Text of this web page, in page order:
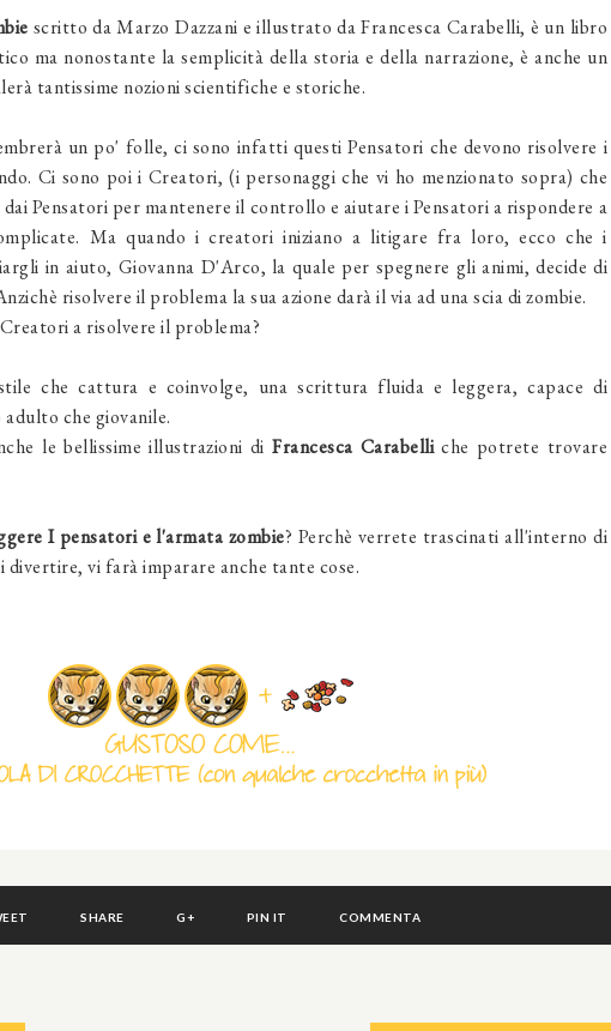
scritto da Marzo Dazzani e illustrato da Francesca Carabelli, è un libro
ma nonostante la semplicità della storia e della narrazione, è anche un
tantissime nozioni scientifiche e storiche.
un po' folle, ci sono infatti questi Pensatori che devono risolvere i
Ci sono poi i Creatori, (i personaggi che vi ho menzionato sopra) che
Pensatori per mantenere il controllo e aiutare i Pensatori a rispondere a
Ma quando i creatori iniziano a litigare fra loro, ecco che i
in aiuto, Giovanna D'Arco, la quale per spegnere gli animi, decide di
risolvere il problema la sua azione darà il via ad una scia di zombie.
a risolvere il problema?
che cattura e coinvolge, una scrittura fluida e leggera, capace di
che giovanile.
le bellissime illustrazioni diFrancesca Carabelliche potrete trovare
I pensatori e l'armata zombie? Perchè verrete trascinati all'interno di
vi farà imparare anche tante cose.
SHARE G+ PIN IT COMMENTA